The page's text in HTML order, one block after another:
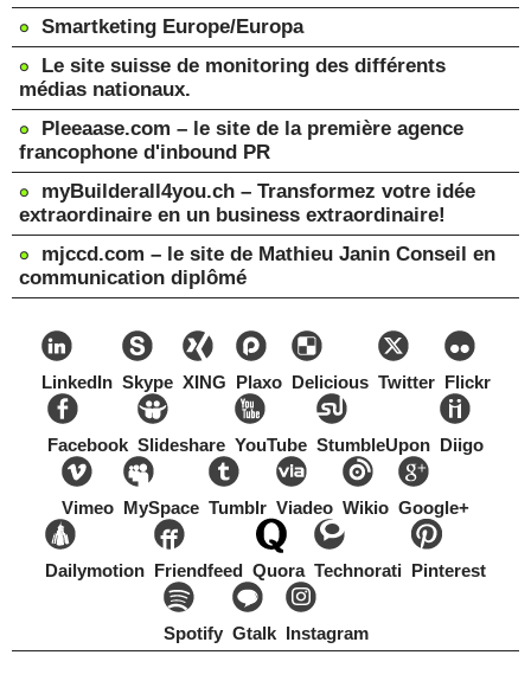
Smartketing Europe/Europa
Le site suisse de monitoring des différents
médias nationaux.
Pleeaase.com – le site de la première agence
francophone d'inbound PR
myBuilderall4you.ch – Transformez votre idée
extraordinaire en un business extraordinaire!
mjccd.com – le site de Mathieu Janin Conseil en
communication diplômé
LinkedIn Skype XING Plaxo Delicious Twitter Flickr
Facebook Slideshare YouTube StumbleUpon Diigo
Vimeo MySpace Tumblr Viadeo Wikio Google+
Dailymotion Friendfeed Quora Technorati Pinterest
Spotify Gtalk Instagram